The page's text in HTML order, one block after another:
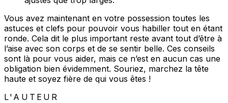
Vous avez maintenant en votre possession toutes les
astuces et clefs pour pouvoir vous habiller tout en étant
ronde. Cela dit le plus important reste avant tout d’être à
l’aise avec son corps et de se sentir belle. Ces conseils
sont là pour vous aider, mais ce n’est en aucun cas une
obligation bien évidemment. Souriez, marchez la tête
haute et soyez fière de qui vous êtes !
L'AUTEUR